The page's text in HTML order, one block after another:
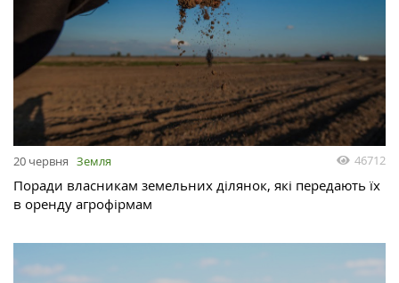
20 червня Земля 46712
Поради власникам земельних ділянок, які передають їх
в оренду агрофірмам